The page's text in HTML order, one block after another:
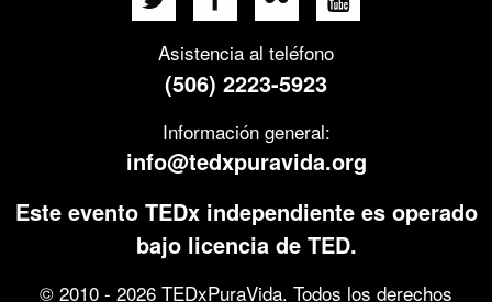
Asistencia al teléfono
(506) 2223-5923
Información general:
info@tedxpuravida.org
Este evento TEDx independiente es operado
bajo licencia de TED.
© 2010 - 2026 TEDxPuraVida. Todos los derechos